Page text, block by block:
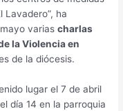
Lavadero”, ha
variascharlas
la Violencia en
de la diócesis.
lugar el 7 de abril
día 14 en la parroquia